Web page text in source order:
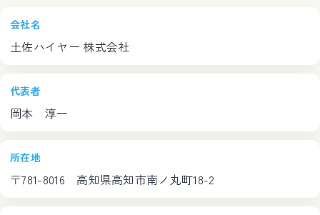
会社名
土佐ハイヤー 株式会社
代表者
岡本 淳一
所在地
〒781-8016 高知県高知市南ノ丸町18-2